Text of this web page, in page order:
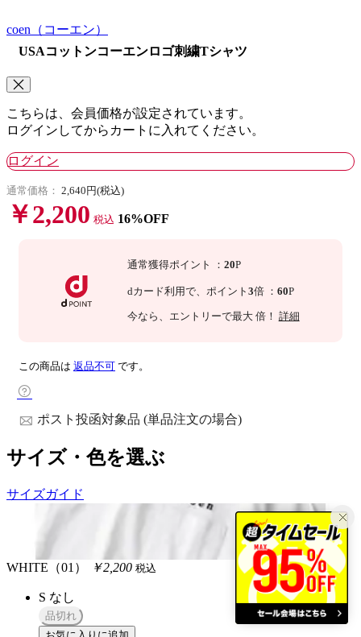
coen （コーエン）
USAコットンコーエンロゴ刺繍Tシャツ
こちらは、会員価格が設定されています。
ログインしてからカートに入れてください。
ログイン
通常価格： 2,640円(税込)
￥2,200 税込 16%OFF
通常獲得ポイント ： 20P
dカード利用で、 ポイント 3倍 ： 60P
今なら 、エントリーで最大 倍！ 詳細
この商品は 返品不可 です。
ポスト投函対象品 (単品注文の場合)
サイズ・色を選ぶ
サイズガイド
WHITE（01） ￥2,200 税込
S なし
品切れ